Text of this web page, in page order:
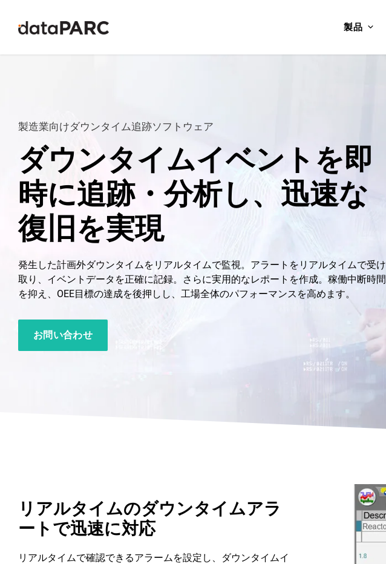
製品
製造業向けダウンタイム追跡ソフトウェア
ダウンタイムイベントを即
時に追跡・分析し、迅速な
復旧を実現
発生した計画外ダウンタイムをリアルタイムで監視。アラートをリアルタイムで受け
取り、イベントデータを正確に記録。さらに実用的なレポートを作成。稼働中断時間
を抑え、OEE目標の達成を後押しし、工場全体のパフォーマンスを高めます。
お問い合わせ
リアルタイムのダウンタイムアラ
ートで迅速に対応
リアルタイムで確認できるアラームを設定し、ダウンタイムイ